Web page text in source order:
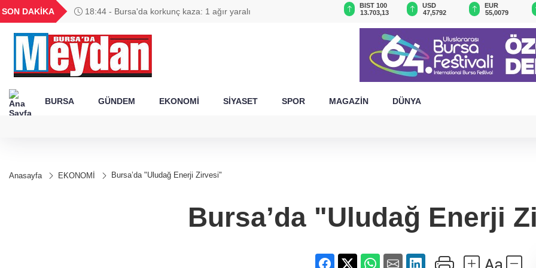
SON DAKİKA 18:44 - Bursa'da korkunç kaza: 1 ağır yaralı
GEL
18,1947
16,2442
28,0626
0,0018
BIST 100
13.703,13
USD
47,5792
EUR
55,0079
BURSA GÜNDEM EKONOMİ SİYASET SPOR MAGAZİN DÜNYA
Anasayfa EKONOMİ Bursa’da "Uludağ Enerji Zirvesi"
Bursa’da "Uludağ Enerji